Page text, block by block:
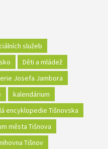
služeb
Děti a mládež
Josefa Jambora
kalendárium
encyklopedie Tišnovska
města Tišnova
Tišnov